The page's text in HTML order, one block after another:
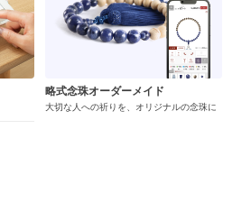
略式念珠オーダーメイド
大切な人への祈りを、オリジナルの念珠に